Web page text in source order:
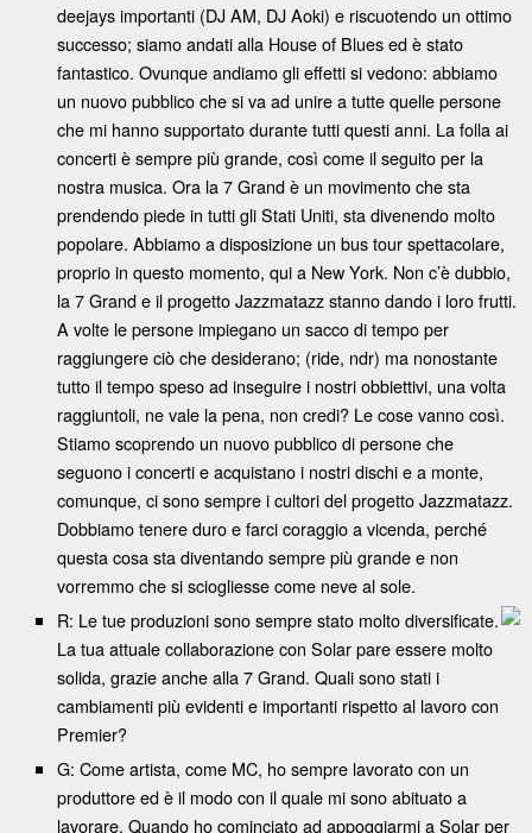
deejays importanti (DJ AM, DJ Aoki) e riscuotendo un ottimo
successo; siamo andati alla House of Blues ed è stato
fantastico. Ovunque andiamo gli effetti si vedono: abbiamo
un nuovo pubblico che si va ad unire a tutte quelle persone
che mi hanno supportato durante tutti questi anni. La folla ai
concerti è sempre più grande, così come il seguito per la
nostra musica. Ora la 7 Grand è un movimento che sta
prendendo piede in tutti gli Stati Uniti, sta divenendo molto
popolare. Abbiamo a disposizione un bus tour spettacolare,
proprio in questo momento, qui a New York. Non c’è dubbio,
la 7 Grand e il progetto Jazzmatazz stanno dando i loro frutti.
A volte le persone impiegano un sacco di tempo per
raggiungere ciò che desiderano; (ride, ndr) ma nonostante
tutto il tempo speso ad inseguire i nostri obbiettivi, una volta
raggiuntoli, ne vale la pena, non credi? Le cose vanno così.
Stiamo scoprendo un nuovo pubblico di persone che
seguono i concerti e acquistano i nostri dischi e a monte,
comunque, ci sono sempre i cultori del progetto Jazzmatazz.
Dobbiamo tenere duro e farci coraggio a vicenda, perché
questa cosa sta diventando sempre più grande e non
vorremmo che si sciogliesse come neve al sole.
R: Le tue produzioni sono sempre stato molto diversificate.
La tua attuale collaborazione con Solar pare essere molto
solida, grazie anche alla 7 Grand. Quali sono stati i
cambiamenti più evidenti e importanti rispetto al lavoro con
Premier?
G: Come artista, come MC, ho sempre lavorato con un
produttore ed è il modo con il quale mi sono abituato a
lavorare. Quando ho cominciato ad appoggiarmi a Solar per